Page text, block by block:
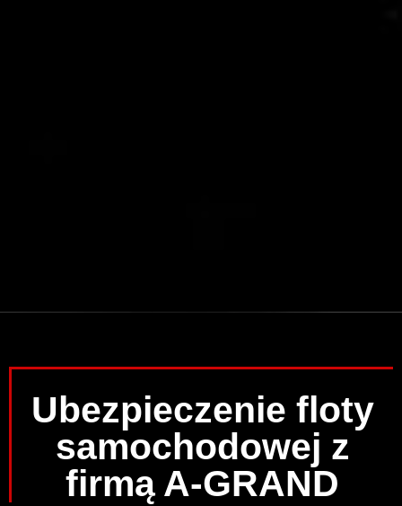
Ubezpieczenie floty
samochodowej z
firmą A-GRAND